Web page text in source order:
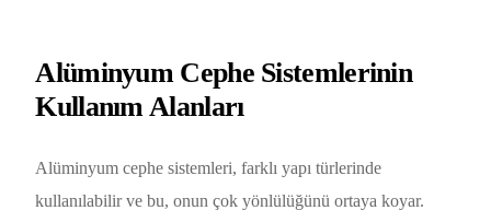
Alüminyum Cephe Sistemlerinin
Kullanım Alanları
Alüminyum cephe sistemleri, farklı yapı türlerinde
kullanılabilir ve bu, onun çok yönlülüğünü ortaya koyar.